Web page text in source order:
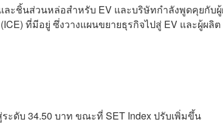
ะชิ้นส่วนหล่อสำหรับ EV และบริษัทกำลังพูดคุยกับ
ที่มีอยู่ ซึ่งวางแผนขยายธุรกิจไปสู่ EV และผู้ผลิต
ะดับ 34.50 บาท ขณะที่ SET Index ปรับเพิ่มขึ้น